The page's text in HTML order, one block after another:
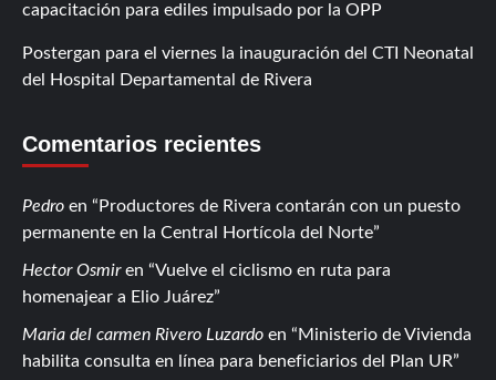
capacitación para ediles impulsado por la OPP
Postergan para el viernes la inauguración del CTI Neonatal
del Hospital Departamental de Rivera
Comentarios recientes
Pedro en
Productores de Rivera contarán con un puesto
permanente en la Central Hortícola del Norte
Hector Osmiren
Vuelve el ciclismo en ruta para
homenajear a Elio Juárez
Maria del carmen Rivero Luzardo en
Ministerio de Vivienda
habilita consulta en línea para beneficiarios del Plan UR